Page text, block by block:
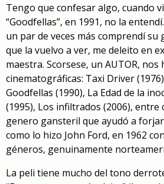
Tengo que confesar algo, cuando
“Goodfellas”, en 1991, no la
un par de veces más comprendí su
que la vuelvo a ver, me deleito en
maestra. Scorsese, un AUTOR,
cinematográficas: Taxi Driver
Goodfellas (1990), La Edad de la
(1995), Los infiltrados (2006), entre
genero gansteril que ayudó a
como lo hizo John Ford, en 1962
géneros, genuinamente
La peli tiene mucho del tono